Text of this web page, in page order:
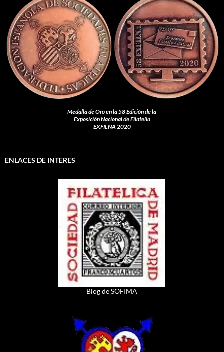
Medalla de Oro en la 58 Edición de la
Exposición Nacional de Filatelia
EXFILNA 2020
ENLACES DE INTERES
Blog de SOFIMA